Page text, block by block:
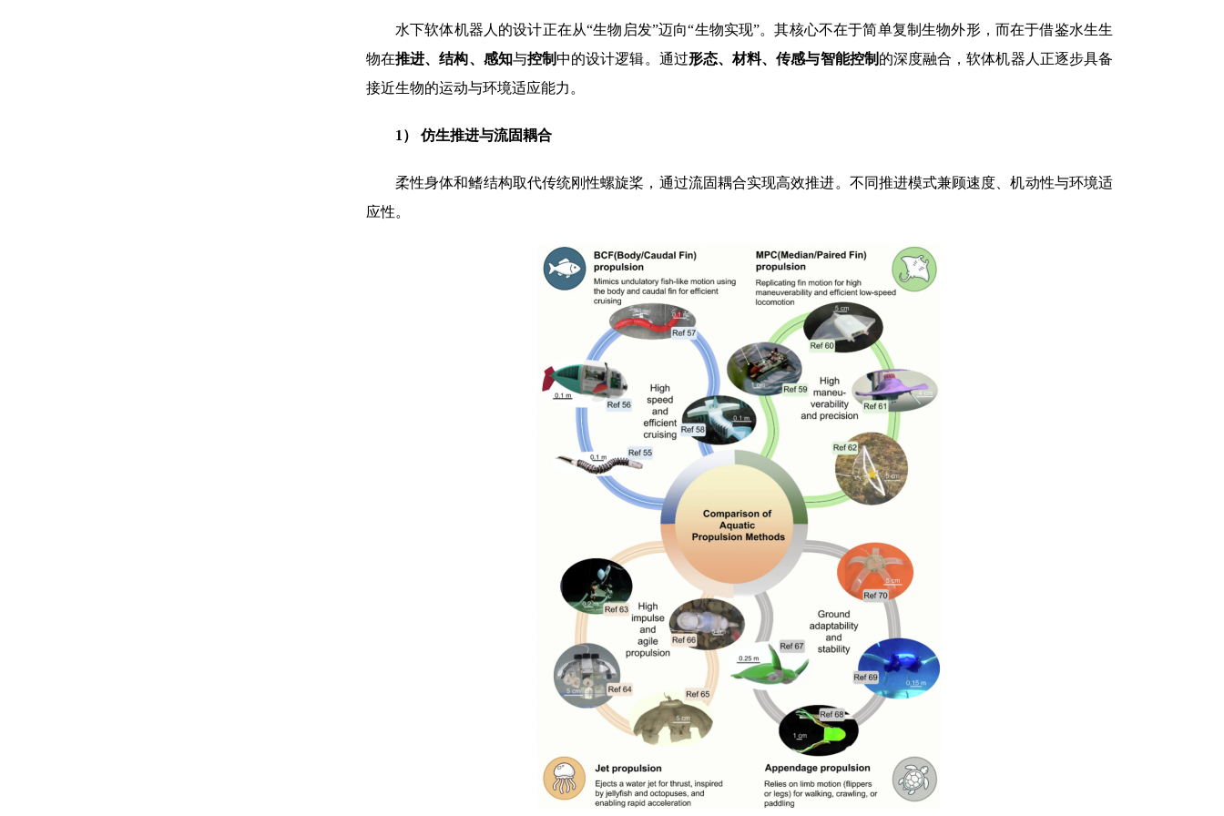
水下软体机器人的设计正在从“生物启发”迈向“生物实现”。其核心不在于简单复制生物外形，而在于借鉴水生生
物在推进、结构、感知与控制中的设计逻辑。通过形态、材料、传感与智能控制 的深度融合，软体机器人正逐步具备
接近生物的运动与环境适应能力。
1） 仿生推进与流固耦合
柔性身体和鳍结构取代传统刚性螺旋桨，通过流固耦合实现高效推进。不同推进模式兼顾速度、机动性与环境适
应性。